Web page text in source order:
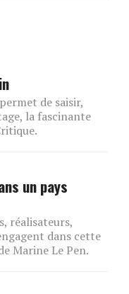
de saisir,
la fascinante
un pays
réalisateurs,
dans cette
Marine Le Pen.